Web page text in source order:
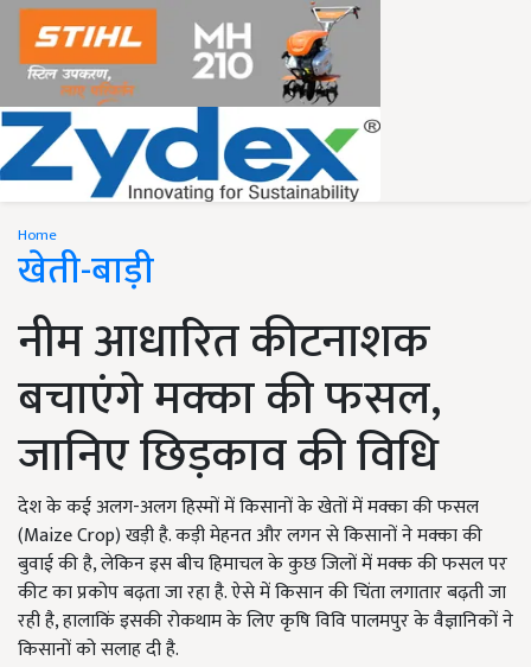
Home
खेती-बाड़ी
नीम आधारित कीटनाशक
बचाएंगे मक्का की फसल,
जानिए छिड़काव की विधि
देश के कई अलग-अलग हिस्मों में किसानों के खेतों में मक्का की फसल
(Maize Crop) खड़ी है. कड़ी मेहनत और लगन से किसानों ने मक्का की
बुवाई की है, लेकिन इस बीच हिमाचल के कुछ जिलों में मक्क की फसल पर
कीट का प्रकोप बढ़ता जा रहा है. ऐसे में किसान की चिंता लगातार बढ़ती जा
रही है, हालाकिं इसकी रोकथाम के लिए कृषि विवि पालमपुर के वैज्ञानिकों ने
किसानों को सलाह दी है.